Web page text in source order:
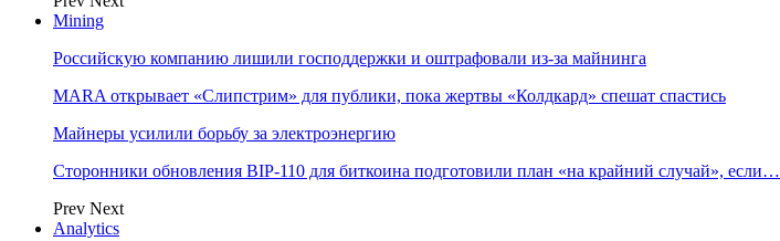
Mining
Российскую компанию лишили господдержки и оштрафовали из-за майнинга
MARA открывает «Слипстрим» для публики, пока жертвы «Колдкард» спешат спастись
Майнеры усилили борьбу за электроэнергию
Сторонники обновления BIP-110 для биткоина подготовили план «на крайний случай», если…
Prev Next
Analytics